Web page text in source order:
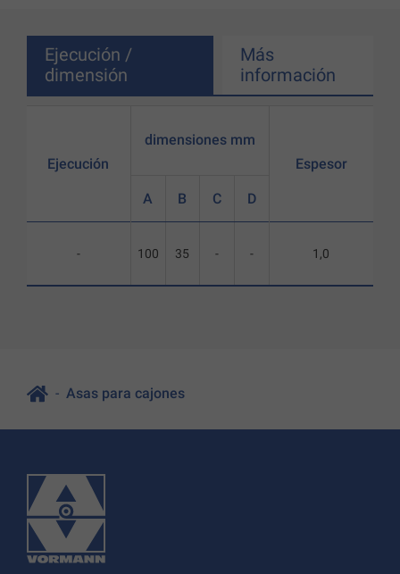
Ejecución /
dimensión
Más
información
Ejecución
-
dimensiones mm
A B C D
100 35 - -
Espesor
1,0
Asas para cajones